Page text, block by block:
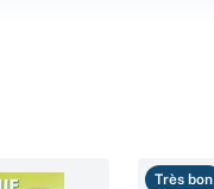
Très bon